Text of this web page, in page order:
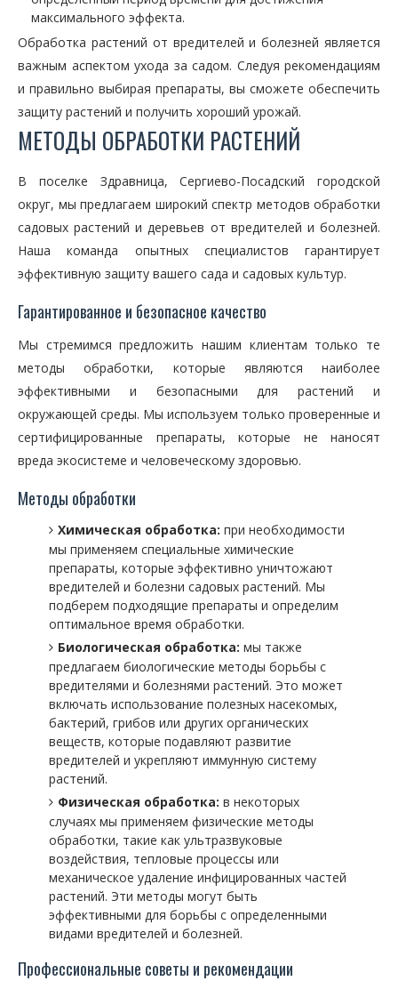
максимального эффекта.
Обработка растений от вредителей и болезней является
важным аспектом ухода за садом. Следуя рекомендациям
и правильно выбирая препараты, вы сможете обеспечить
защиту растений и получить хороший урожай.
МЕТОДЫ ОБРАБОТКИ РАСТЕНИЙ
В поселке Здравница, Сергиево-Посадский городской
округ, мы предлагаем широкий спектр методов обработки
садовых растений и деревьев от вредителей и болезней.
Наша команда опытных специалистов гарантирует
эффективную защиту вашего сада и садовых культур.
Гарантированное и безопасное качество
Мы стремимся предложить нашим клиентам только те
методы обработки, которые являются наиболее
эффективными и безопасными для растений и
окружающей среды. Мы используем только проверенные и
сертифицированные препараты, которые не наносят
вреда экосистеме и человеческому здоровью.
Методы обработки
Химическая обработка: при необходимости
мы применяем специальные химические
препараты, которые эффективно уничтожают
вредителей и болезни садовых растений. Мы
подберем подходящие препараты и определим
оптимальное время обработки.
Биологическая обработка: мы также
предлагаем биологические методы борьбы с
вредителями и болезнями растений. Это может
включать использование полезных насекомых,
бактерий, грибов или других органических
веществ, которые подавляют развитие
вредителей и укрепляют иммунную систему
растений.
Физическая обработка: в некоторых
случаях мы применяем физические методы
обработки, такие как ультразвуковые
воздействия, тепловые процессы или
механическое удаление инфицированных частей
растений. Эти методы могут быть
эффективными для борьбы с определенными
видами вредителей и болезней.
Профессиональные советы и рекомендации